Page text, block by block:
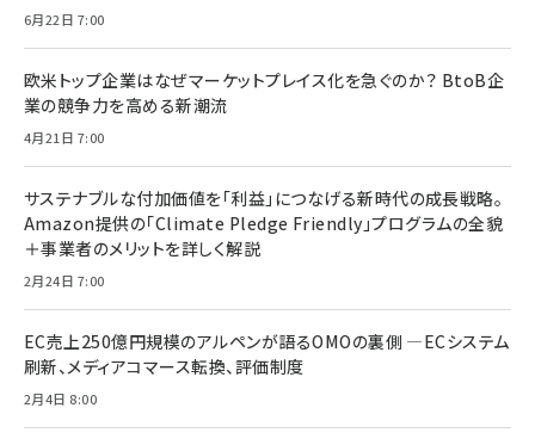
6月22日 7:00
欧米トップ企業はなぜマーケットプレイス化を急ぐのか？ BtoB企
業の競争力を高める新潮流
4月21日 7:00
サステナブルな付加価値を「利益」につなげる新時代の成長戦略。
Amazon提供の「Climate Pledge Friendly」プログラムの全貌
＋事業者のメリットを詳しく解説
2月24日 7:00
EC売上250億円規模のアルペンが語るOMOの裏側 ―ECシステム
刷新、メディアコマース転換、評価制度
2月4日 8:00